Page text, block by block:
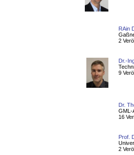
RAin
2
Dr.-
9
Dr.
GML-
16
Prof.
2